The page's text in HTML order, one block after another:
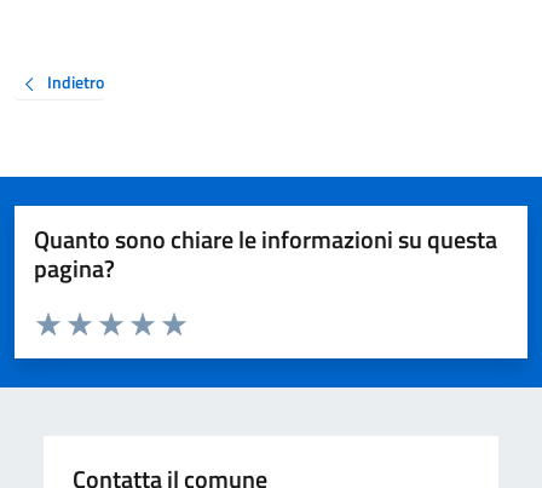
Indietro
Quanto sono chiare le informazioni su questa
pagina?
Valuta da 1 a 5 stelle la pagina
Valuta 5 stelle su 5
Valuta 4 stelle su 5
Valuta 3 stelle su 5
Valuta 2 stelle su 5
Valuta 1 stelle su 5
Contatta il comune